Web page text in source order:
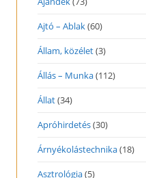
Ajtó – Ablak(60)
Állam, közélet(3)
Állás – Munka(112)
Állat(34)
Apróhirdetés(30)
Árnyékolástechnika(18)
Asztrológia(5)